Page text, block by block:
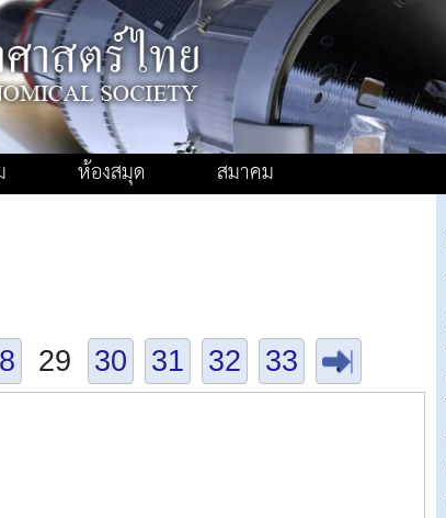
ห้องสมุด สมาคม
29 30 31 32 33 .